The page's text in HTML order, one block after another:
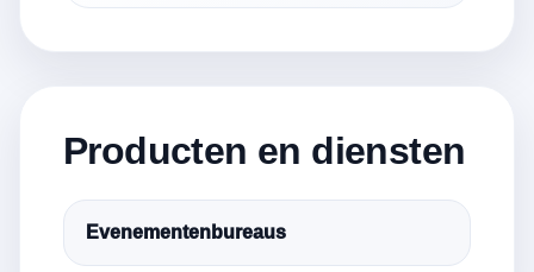
Producten en diensten
Evenementenbureaus